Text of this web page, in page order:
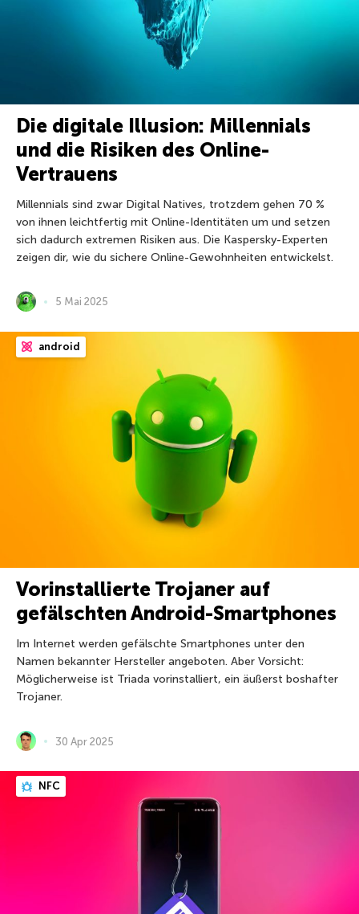
Die digitale Illusion: Millennials
und die Risiken des Online-
Vertrauens
Millennials sind zwar Digital Natives, trotzdem gehen 70 %
von ihnen leichtfertig mit Online-Identitäten um und setzen
sich dadurch extremen Risiken aus. Die Kaspersky-Experten
zeigen dir, wie du sichere Online-Gewohnheiten entwickelst.
5 Mai 2025
android
Vorinstallierte Trojaner auf
gefälschten Android-Smartphones
Im Internet werden gefälschte Smartphones unter den
Namen bekannter Hersteller angeboten. Aber Vorsicht:
Möglicherweise ist Triada vorinstalliert, ein äußerst boshafter
Trojaner.
30 Apr 2025
NFC